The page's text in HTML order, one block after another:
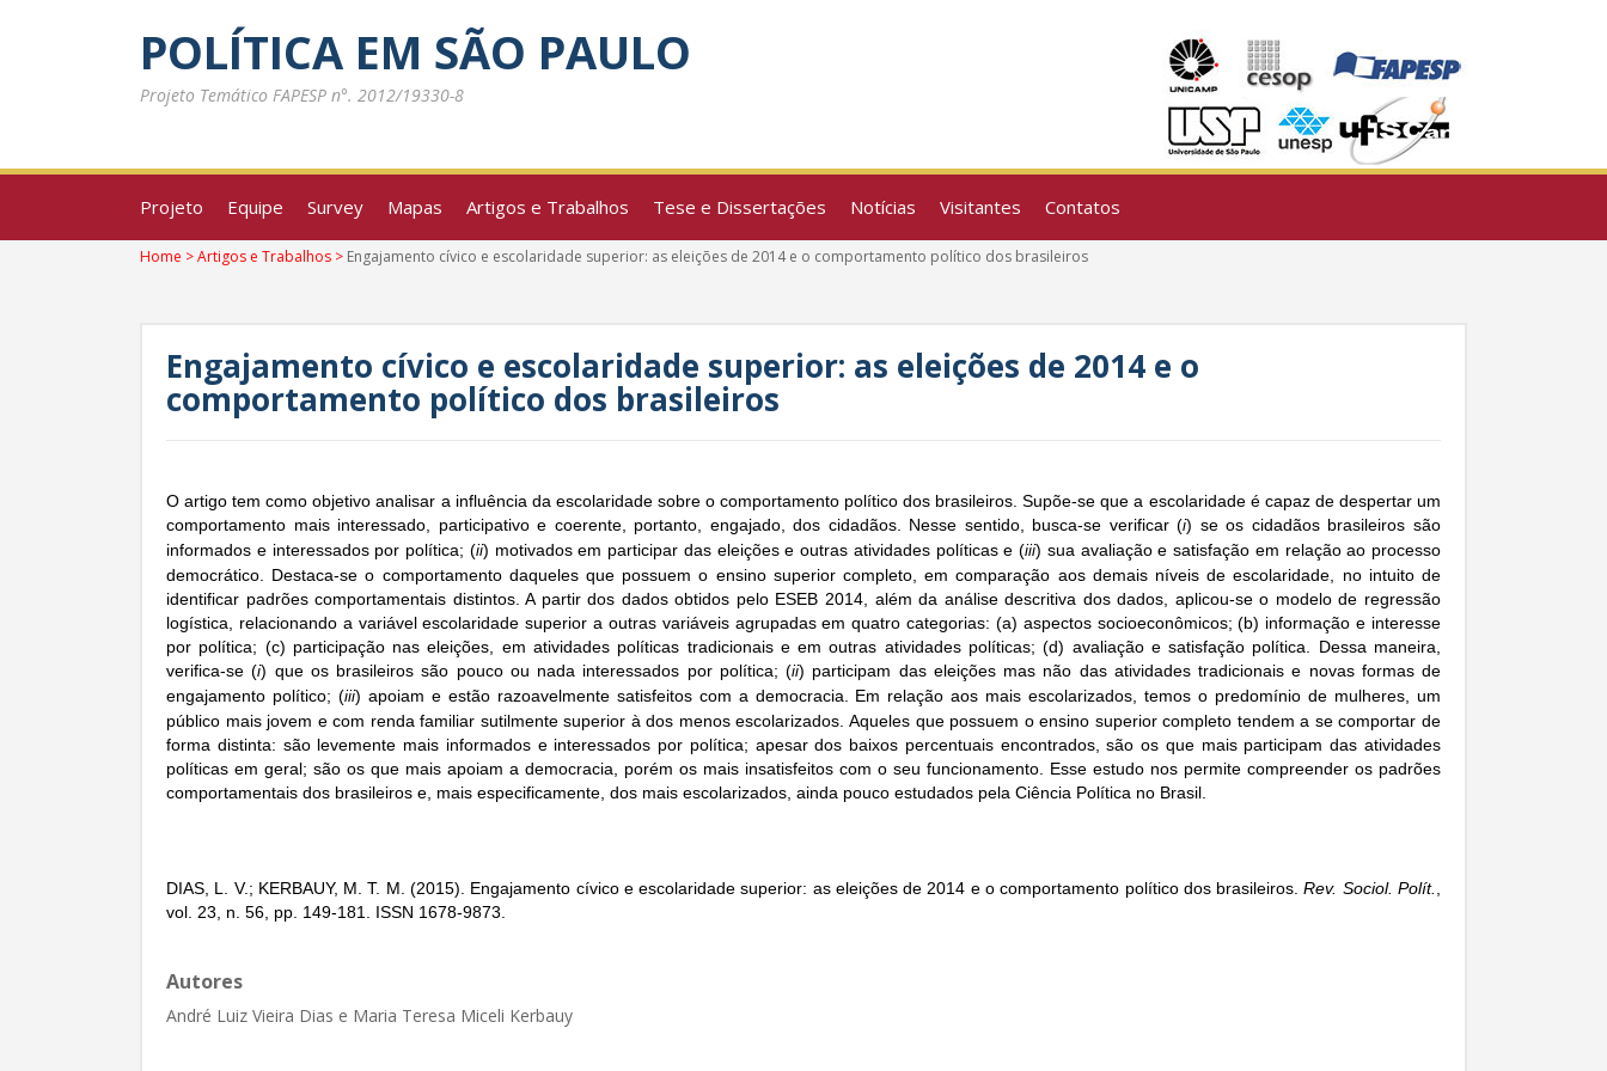
POLÍTICA EM SÃO PAULO
Projeto Temático FAPESP n°. 2012/19330-8
Projeto Equipe Survey Mapas Artigos e Trabalhos Tese e Dissertações Notícias Visitantes Contatos
Home >Artigos e Trabalhos > Engajamento cívico e escolaridade superior: as eleições de 2014 e o comportamento político dos brasileiros
Engajamento cívico e escolaridade superior: as eleições de 2014 e o
comportamento político dos brasileiros
O artigo tem como objetivo analisar a influência da escolaridade sobre o comportamento político dos brasileiros. Supõe-se que a escolaridade é capaz de despertar um
comportamento mais interessado, participativo e coerente, portanto, engajado, dos cidadãos. Nesse sentido, busca-se verificar (i) se os cidadãos brasileiros são
informados e interessados por política; (ii) motivados em participar das eleições e outras atividades políticas e (iii) sua avaliação e satisfação em relação ao processo
democrático. Destaca-se o comportamento daqueles que possuem o ensino superior completo, em comparação aos demais níveis de escolaridade, no intuito de
identificar padrões comportamentais distintos. A partir dos dados obtidos pelo ESEB 2014, além da análise descritiva dos dados, aplicou-se o modelo de regressão
logística, relacionando a variável escolaridade superior a outras variáveis agrupadas em quatro categorias: (a) aspectos socioeconômicos; (b) informação e interesse
por política; (c) participação nas eleições, em atividades políticas tradicionais e em outras atividades políticas; (d) avaliação e satisfação política. Dessa maneira,
verifica-se (i) que os brasileiros são pouco ou nada interessados por política; (ii) participam das eleições mas não das atividades tradicionais e novas formas de
engajamento político; (iii) apoiam e estão razoavelmente satisfeitos com a democracia. Em relação aos mais escolarizados, temos o predomínio de mulheres, um
público mais jovem e com renda familiar sutilmente superior à dos menos escolarizados. Aqueles que possuem o ensino superior completo tendem a se comportar de
forma distinta: são levemente mais informados e interessados por política; apesar dos baixos percentuais encontrados, são os que mais participam das atividades
políticas em geral; são os que mais apoiam a democracia, porém os mais insatisfeitos com o seu funcionamento. Esse estudo nos permite compreender os padrões
comportamentais dos brasileiros e, mais especificamente, dos mais escolarizados, ainda pouco estudados pela Ciência Política no Brasil.
DIAS, L. V.; KERBAUY, M. T. M. (2015). Engajamento cívico e escolaridade superior: as eleições de 2014 e o comportamento político dos brasileiros.Rev. Sociol. Polít.
vol. 23, n. 56, pp. 149-181. ISSN 1678-9873.
Autores
André Luiz Vieira Dias e Maria Teresa Miceli Kerbauy